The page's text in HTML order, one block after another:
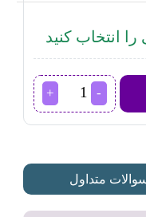
انتخاب کنید
فلاسک
یزدگل
متداول